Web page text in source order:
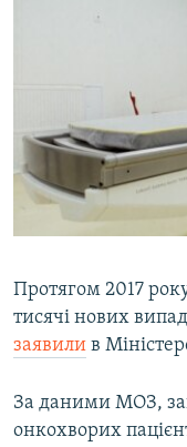
ІНТЕРВ'Ю
СПЕЦПРОЕКТИ
ДЕПОРТАЦІЯ
ВІДЕОУРОКИ «ELIFBE»
СВІДЧЕННЯ ОКУПАЦІЇ
ЯК ОБІЙТИ
Русский
Qırımtatar
ДОЛУЧАЙСЯ!
Усі сайти RFE/RL
Протягом 2017
тисячі нових
заявили в
За даними МОЗ,
онкохворих